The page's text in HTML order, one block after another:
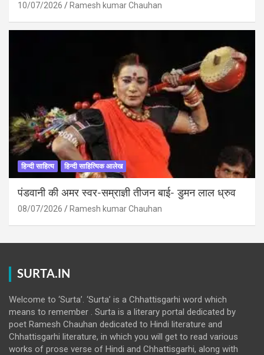
10/07/2026 Ramesh kumar Chauhan
हिन्दी साहित्य हिन्दी साहित्यिक आलेख
पंडवानी की अमर स्वर-सम्राज्ञी तीजन बाई- डुमन लाल ध्रुव
08/07/2026 Ramesh kumar Chauhan
SURTA.IN
Welcome to ‘Surta’. ‘Surta’ is a Chhattisgarhi word which
means to remember . Surta is a literary portal dedicated by
poet Ramesh Chauhan dedicated to Hindi literature and
Chhattisgarhi literature, in which you will get to read various
works of prose verse of Hindi and Chhattisgarhi, along with